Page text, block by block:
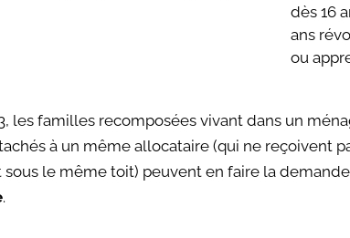
dès 16
ans
ou
les familles recomposées vivant dans un
à un même allocataire (qui ne reçoivent
sous le même toit) peuvent en faire la
.